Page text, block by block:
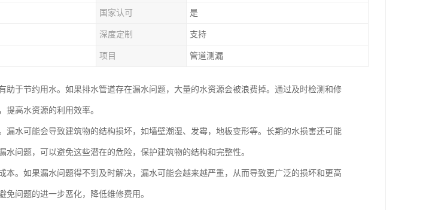
国家认可 是
深度定制 支持
项目 管道测漏
助于节约用水。如果排水管道存在漏水问题，大量的水资源会被浪费掉。通过及时检测和修
提高水资源的利用效率。
漏水可能会导致建筑物的结构损坏，如墙壁潮湿、发霉，地板变形等。长期的水损害还可能
问题，可以避免这些潜在的危险，保护建筑物的结构和完整性。
本。如果漏水问题得不到及时解决，漏水可能会越来越严重，从而导致更广泛的损坏和更高
问题的进一步恶化，降低维修费用。